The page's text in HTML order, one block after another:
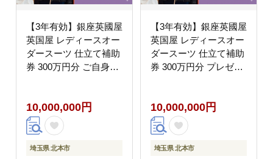
【3年有効】銀座英國屋
英国屋 レディースオー
ダースーツ 仕立て補助
券 300万円分 ご自身用
10,000,000円
埼玉県 北本市
【3年有効】銀座英國屋
英国屋 レディースオー
ダースーツ 仕立て補助
券 300万円分 プレゼン
10,000,000円
埼玉県 北本市